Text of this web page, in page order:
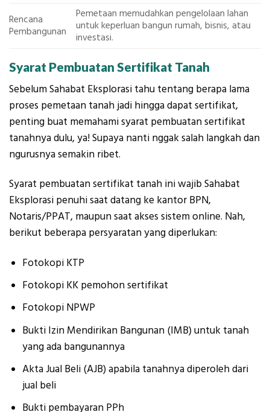
Rencana
Pembangunan
Pemetaan memudahkan pengelolaan lahan
untuk keperluan bangun rumah, bisnis, atau
investasi.
Syarat Pembuatan Sertifikat Tanah
Sebelum Sahabat Eksplorasi tahu tentang berapa lama
proses pemetaan tanah jadi hingga dapat sertifikat,
penting buat memahami syarat pembuatan sertifikat
tanahnya dulu, ya! Supaya nanti nggak salah langkah dan
ngurusnya semakin ribet.
Syarat pembuatan sertifikat tanah ini wajib Sahabat
Eksplorasi penuhi saat datang ke kantor BPN,
Notaris/PPAT, maupun saat akses sistem online. Nah,
berikut beberapa persyaratan yang diperlukan:
Fotokopi KTP
Fotokopi KK pemohon sertifikat
Fotokopi NPWP
Bukti Izin Mendirikan Bangunan (IMB) untuk tanah
yang ada bangunannya
Akta Jual Beli (AJB) apabila tanahnya diperoleh dari
jual beli
Bukti pembayaran PPh